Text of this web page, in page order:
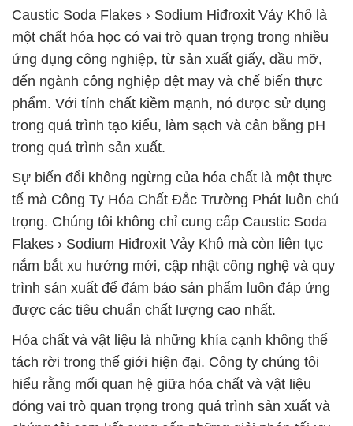
Caustic Soda Flakes › Sodium Hiđroxit Vảy Khô là
một chất hóa học có vai trò quan trọng trong nhiều
ứng dụng công nghiệp, từ sản xuất giấy, dầu mỡ,
đến ngành công nghiệp dệt may và chế biến thực
phẩm. Với tính chất kiềm mạnh, nó được sử dụng
trong quá trình tạo kiểu, làm sạch và cân bằng pH
trong quá trình sản xuất.
Sự biến đổi không ngừng của hóa chất là một thực
tế mà Công Ty Hóa Chất Đắc Trường Phát luôn chú
trọng. Chúng tôi không chỉ cung cấp Caustic Soda
Flakes › Sodium Hiđroxit Vảy Khô mà còn liên tục
nắm bắt xu hướng mới, cập nhật công nghệ và quy
trình sản xuất để đảm bảo sản phẩm luôn đáp ứng
được các tiêu chuẩn chất lượng cao nhất.
Hóa chất và vật liệu là những khía cạnh không thể
tách rời trong thế giới hiện đại. Công ty chúng tôi
hiểu rằng mối quan hệ giữa hóa chất và vật liệu
đóng vai trò quan trọng trong quá trình sản xuất và